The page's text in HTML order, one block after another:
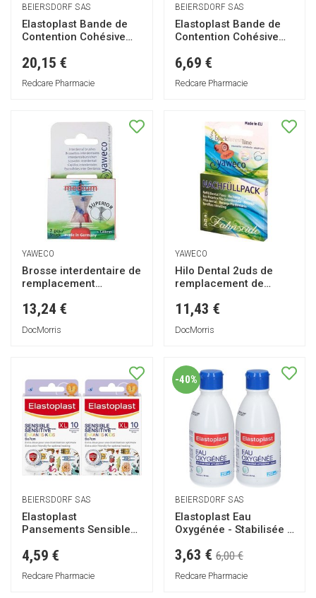
BEIERSDORF SAS
Elastoplast Bande de
Contention Cohésive
20,15 €
Redcare Pharmacie
BEIERSDORF SAS
Elastoplast Bande de
Contention Cohésive
6,69 €
Redcare Pharmacie
YAWECO
Brosse interdentaire de
remplacement
13,24 €
DocMorris
YAWECO
Hilo Dental 2uds de
remplacement de
11,43 €
DocMorris
BEIERSDORF SAS
Elastoplast
Pansements Sensibles
4,59 €
Redcare Pharmacie
-40%
BEIERSDORF SAS
Elastoplast Eau
Oxygénée - Stabilisée à
3,63 € 6,00 €
Redcare Pharmacie